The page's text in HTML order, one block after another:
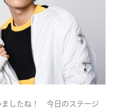
したね！ 今日のステージ